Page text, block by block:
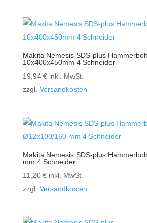
Makita Nemesis SDS-plus
10x400x450mm 4 Schneider
19,94 € inkl. MwSt.
zzgl. Versandkosten
Makita Nemesis SDS-plus
mm 4 Schneider
11,20 € inkl. MwSt.
zzgl. Versandkosten